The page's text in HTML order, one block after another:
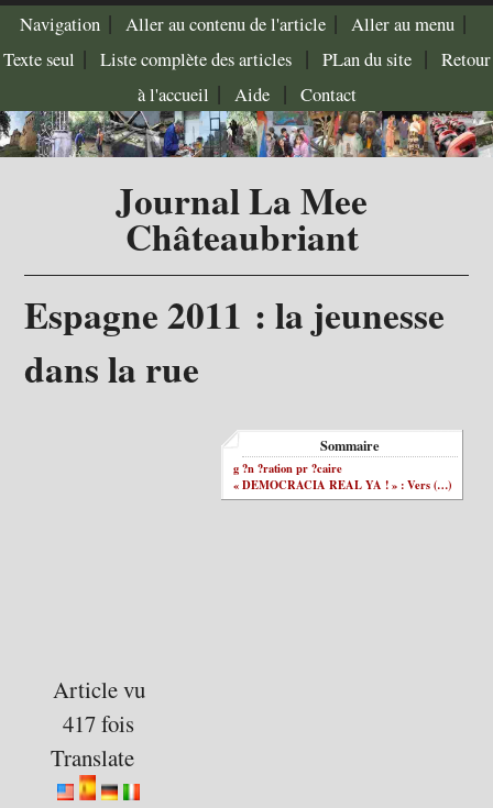
Navigation| Aller au contenu de l'article| Aller au menu|
Texte seul | Liste complète des articles| PLan du site | Retour
à l'accueil | Aide| Contact
Journal La Mee
Châteaubriant
Espagne 2011 : la jeunesse
dans la rue
Sommaire
g ?n ?ration pr ?caire
« DEMOCRACIA REAL YA ! » : Vers (…)
Article vu
417 fois
Translate